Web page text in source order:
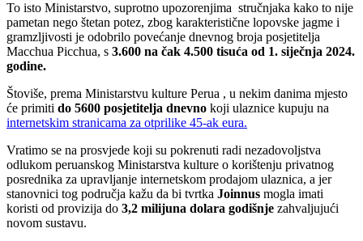
To isto Ministarstvo, suprotno upozorenjima stručnjaka kako to nije
pametan nego štetan potez, zbog karakteristične lopovske jagme i
gramzljivosti je odobrilo povećanje dnevnog broja posjetitelja
Macchua Picchua, s 3.600 na čak 4.500 tisuća od 1. siječnja 2024.
godine.
Štoviše, prema Ministarstvu kulture Perua , u nekim danima mjesto
će primiti do 5600 posjetitelja dnevno koji ulaznice kupuju na
internetskim stranicama za otprilike 45-ak eura.
Vratimo se na prosvjede koji su pokrenuti radi nezadovoljstva
odlukom peruanskog Ministarstva kulture o korištenju privatnog
posrednika za upravljanje internetskom prodajom ulaznica, a jer
stanovnici tog područja kažu da bi tvrtka Joinnus mogla imati
koristi od provizija do 3,2 milijuna dolara godišnje zahvaljujući
novom sustavu.